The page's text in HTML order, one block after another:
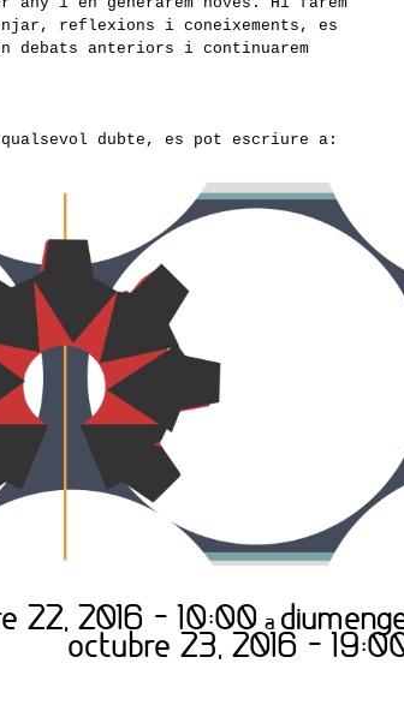
reflexions i coneixements, es
debats anteriors i continuarem
22, 2016 - 10:00 a
octubre 23, 2016 -